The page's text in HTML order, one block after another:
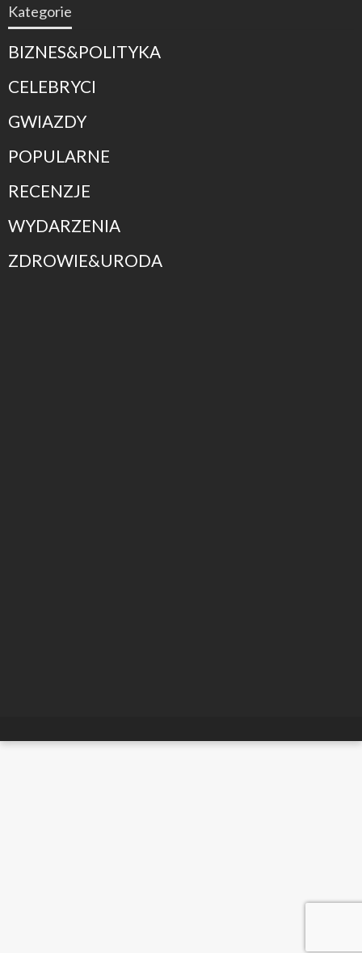
Kategorie
BIZNES&POLITYKA
CELEBRYCI
GWIAZDY
POPULARNE
RECENZJE
WYDARZENIA
ZDROWIE&URODA